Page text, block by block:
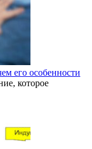
его особенности
которое